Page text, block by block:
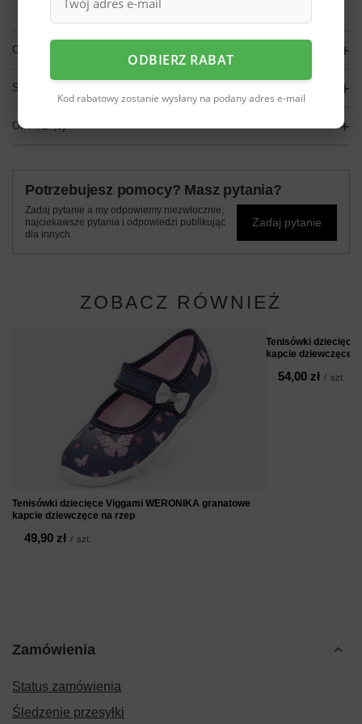
OPIS
SZCZEGÓŁOWE DANE
OPINIE
Potrzebujesz pomocy? Masz pytania?
Zadaj pytanie a my odpowiemy niezwłocznie,
najciekawsze pytania i odpowiedzi publikując
dla innych.
Zadaj pytanie
ZOBACZ RÓWNIEŻ
Tenisówki dziecięce Viggami WERONIKA granatowe
kapcie dziewczęce na rzep
49,90 zł / szt.
Tenisówki dziecięce
kapcie dziewczęce
54,00 zł / szt.
Zamówienia
Status zamówienia
Śledzenie przesyłki
ODBIERZ RABAT
Kod rabatowy zostanie wysłany na podany adres e-mail